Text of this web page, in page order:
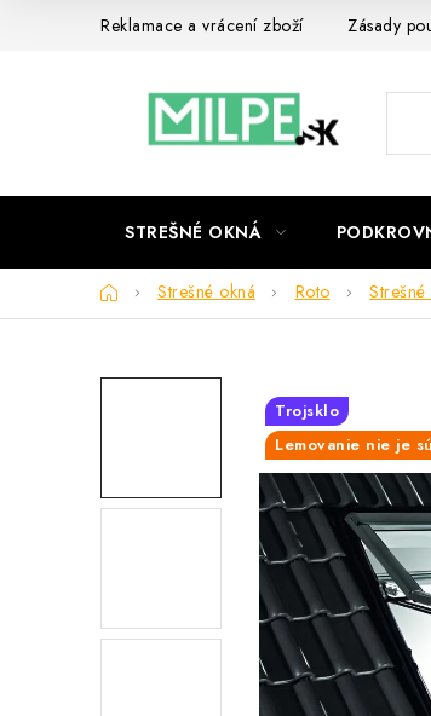
Reklamace a vrácení zboží Zásady
STREŠNÉ OKNÁ
DomovStrešné okná Roto
Trojsklo
Lemovanie nie je